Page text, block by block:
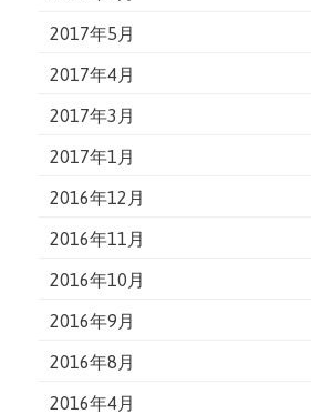
2017年5月
2017年4月
2017年3月
2017年1月
2016年12月
2016年11月
2016年10月
2016年9月
2016年8月
2016年4月